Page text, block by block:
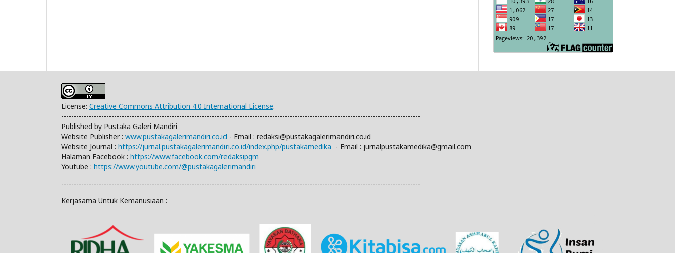
License: Creative Commons Attribution 4.0 International License.
-----------------------------------------------------------------------------------------------------------------------------------------------
Published by Pustaka Galeri Mandiri
Website Publisher : www.pustakagalerimandiri.co.id - Email : redaksi@pustakagalerimandiri.co.id
Website Journal : https://jurnal.pustakagalerimandiri.co.id/index.php/pustakamedika - Email : jurnalpustakamedika@gmail.com
Halaman Facebook : https://www.facebook.com/redaksipgm
Youtube : https://www.youtube.com/@pustakagalerimandiri
-----------------------------------------------------------------------------------------------------------------------------------------------
Kerjasama Untuk Kemanusiaan :